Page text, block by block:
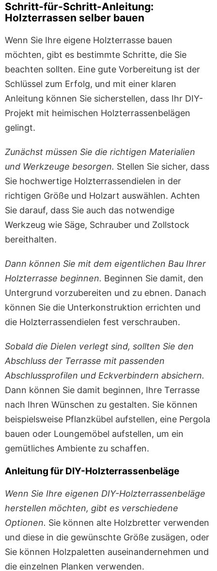
Schritt-für-Schritt-Anleitung:
Holzterrassen selber bauen
Wenn Sie Ihre eigene Holzterrasse bauen
möchten, gibt es bestimmte Schritte, die Sie
beachten sollten. Eine gute Vorbereitung ist der
Schlüssel zum Erfolg, und mit einer klaren
Anleitung können Sie sicherstellen, dass Ihr DIY-
Projekt mit heimischen Holzterrassenbelägen
gelingt.
Zunächst müssen Sie die richtigen Materialien
und Werkzeuge besorgen. Stellen Sie sicher, dass
Sie hochwertige Holzterrassendielen in der
richtigen Größe und Holzart auswählen. Achten
Sie darauf, dass Sie auch das notwendige
Werkzeug wie Säge, Schrauber und Zollstock
bereithalten.
Dann können Sie mit dem eigentlichen Bau Ihrer
Holzterrasse beginnen. Beginnen Sie damit, den
Untergrund vorzubereiten und zu ebnen. Danach
können Sie die Unterkonstruktion errichten und
die Holzterrassendielen fest verschrauben.
Sobald die Dielen verlegt sind, sollten Sie den
Abschluss der Terrasse mit passenden
Abschlussprofilen und Eckverbindern absichern.
Dann können Sie damit beginnen, Ihre Terrasse
nach Ihren Wünschen zu gestalten. Sie können
beispielsweise Pflanzkübel aufstellen, eine Pergola
bauen oder Loungemöbel aufstellen, um ein
gemütliches Ambiente zu schaffen.
Anleitung für DIY-Holzterrassenbeläge
Wenn Sie Ihre eigenen DIY-Holzterrassenbeläge
herstellen möchten, gibt es verschiedene
Optionen. Sie können alte Holzbretter verwenden
und diese in die gewünschte Größe zusägen, oder
Sie können Holzpaletten auseinandernehmen und
die einzelnen Planken verwenden.